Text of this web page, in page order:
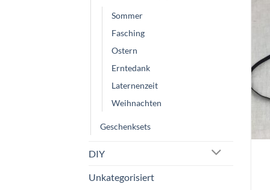
Sommer
Fasching
Ostern
Erntedank
Laternenzeit
Weihnachten
Geschenksets
DIY
Unkategorisiert